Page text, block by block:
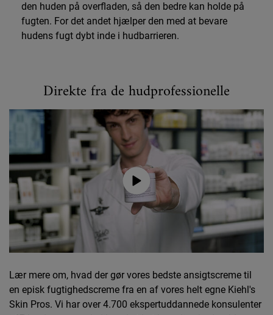
den huden på overfladen, så den bedre kan holde på
fugten. For det andet hjælper den med at bevare
hudens fugt dybt inde i hudbarrieren.
Direkte fra de hudprofessionelle
Lær mere om, hvad der gør vores bedste ansigtscreme til
en episk fugtighedscreme fra en af vores helt egne Kiehl's
Skin Pros. Vi har over 4.700 ekspertuddannede konsulenter